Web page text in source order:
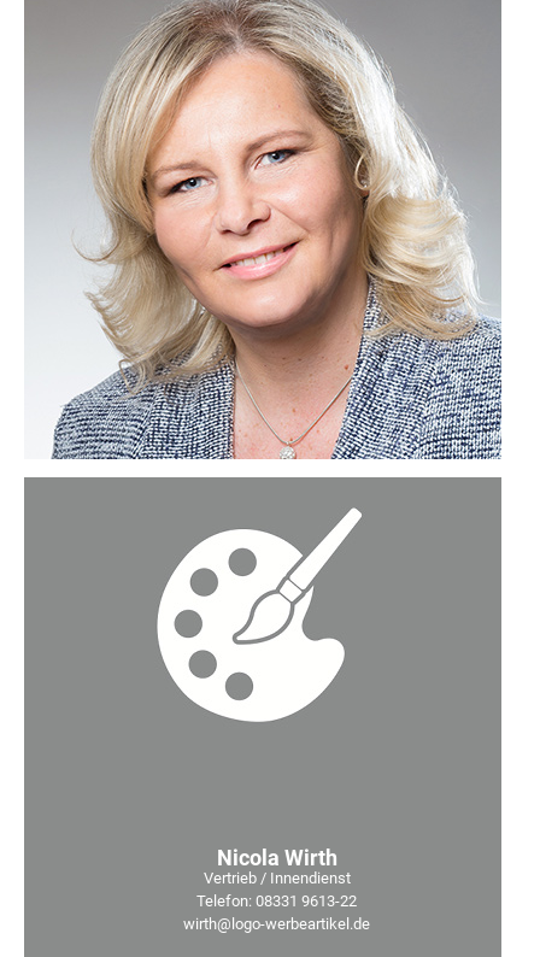
Nicola Wirth
Vertrieb / Innendienst
Telefon: 08331 9613-22
wirth@logo-werbeartikel.de